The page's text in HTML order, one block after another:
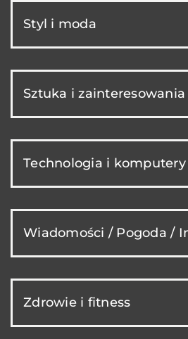
Styl i moda
Sztuka i zainteresowania
Technologia i komputery
Wiadomości / Pogoda /
Zdrowie i fitness